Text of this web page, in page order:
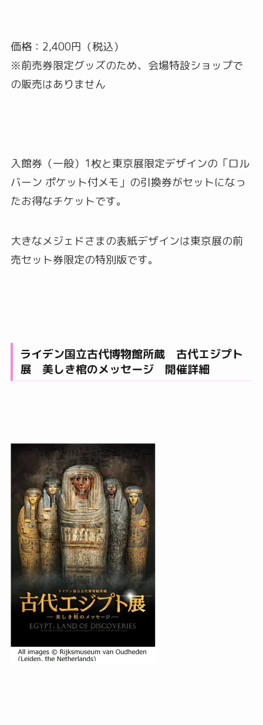
価格：2,400円（税込）
※前売券限定グッズのため、会場特設ショップで
の販売はありません
入館券（一般）1枚と東京展限定デザインの「ロル
バーン ポケット付メモ」の引換券がセットになっ
たお得なチケットです。
大きなメジェドさまの表紙デザインは東京展の前
売セット券限定の特別版です。
ライデン国立古代博物館所蔵 古代エジプト
展 美しき棺のメッセージ 開催詳細